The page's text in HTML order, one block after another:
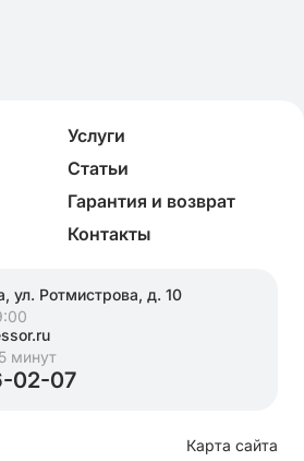
Услуги
Статьи
Гарантия и возврат
Контакты
ул. Ротмистрова, д. 10
минут
02-07
Карта сайта